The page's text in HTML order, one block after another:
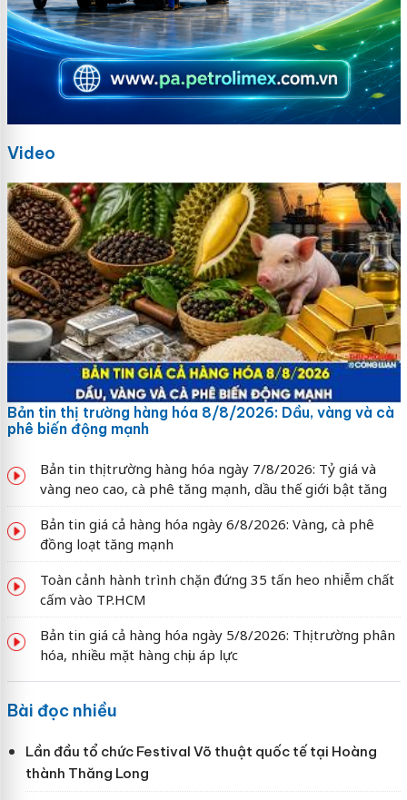
Video
Bản tin thị trường hàng hóa 8/8/2026: Dầu, vàng và cà
phê biến động mạnh
Bản tin thị trường hàng hóa ngày 7/8/2026: Tỷ giá và
vàng neo cao, cà phê tăng mạnh, dầu thế giới bật tăng
Bản tin giá cả hàng hóa ngày 6/8/2026: Vàng, cà phê
đồng loạt tăng mạnh
Toàn cảnh hành trình chặn đứng 35 tấn heo nhiễm chất
cấm vào TP.HCM
Bản tin giá cả hàng hóa ngày 5/8/2026: Thị trường phân
hóa, nhiều mặt hàng chịu áp lực
Bài đọc nhiều
Lần đầu tổ chức Festival Võ thuật quốc tế tại Hoàng
thành Thăng Long